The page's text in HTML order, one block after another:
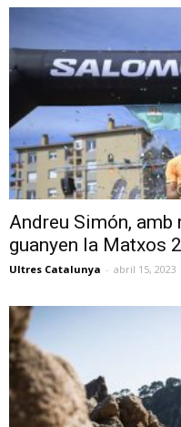
Andreu Simón, amb
guanyen la Matxos
Ultres Catalunya - abril 15, 2023